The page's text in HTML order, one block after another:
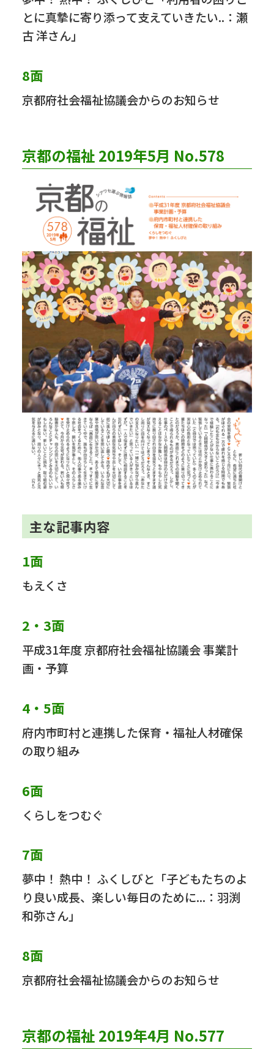
とに真摯に寄り添って支えていきたい..：瀬
古 洋さん」
8面
京都府社会福祉協議会からのお知らせ
京都の福祉 2019年5月 No.578
主な記事内容
1面
もえくさ
2・3面
平成31年度 京都府社会福祉協議会 事業計
画・予算
4・5面
府内市町村と連携した保育・福祉人材確保
の取り組み
6面
くらしをつむぐ
7面
夢中！ 熱中！ ふくしびと「子どもたちのよ
り良い成長、楽しい毎日のために...：羽渕
和弥さん」
8面
京都府社会福祉協議会からのお知らせ
京都の福祉 2019年4月 No.577